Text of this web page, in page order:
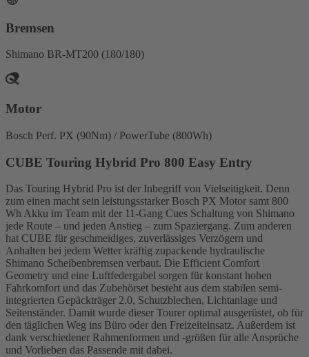
Bremsen
Shimano BR-MT200 (180/180)
Motor
Bosch Perf. PX (90Nm) / PowerTube (800Wh)
CUBE Touring Hybrid Pro 800 Easy Entry
Das Touring Hybrid Pro ist der Inbegriff von Vielseitigkeit. Denn
zum einen macht sein leistungsstarker Bosch PX Motor samt 800
Wh Akku im Team mit der 11-Gang Cues Schaltung von Shimano
jede Route – und jeden Anstieg – zum Spaziergang. Zum anderen
hat CUBE für geschmeidiges, zuverlässiges Verzögern und
Anhalten bei jedem Wetter kräftig zupackende hydraulische
Shimano Scheibenbremsen verbaut. Die Efficient Comfort
Geometry und eine Luftfedergabel sorgen für konstant hohen
Fahrkomfort und das Zubehörset besteht aus dem stabilen semi-
integrierten Gepäckträger 2.0, Schutzblechen, Lichtanlage und
Seitenständer. Damit wurde dieser Tourer optimal ausgerüstet, ob für
den täglichen Weg ins Büro oder den Freizeiteinsatz. Außerdem ist
dank verschiedener Rahmenformen und -größen für alle Ansprüche
und Vorlieben das Passende mit dabei.